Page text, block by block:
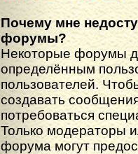
Почему мне
форумы?
Некоторые форумы
определённым
пользователей.
создавать
потребоваться
Только модераторы
форума могут